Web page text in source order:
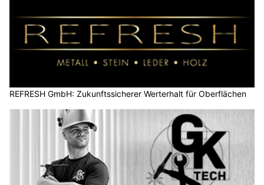
REFRESH GmbH: Zukunftssicherer Werterhalt für Oberflächen